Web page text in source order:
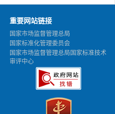
重要网站链接
国家市场监督管理总局
国家标准化管理委员会
国家市场监督管理总局国家标准技术
审评中心